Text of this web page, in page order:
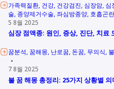
가족력질환 건강 건강검진 심장암 심
술 종양제거수술 좌심방종양 호흡곤란
5 8월 2025
심장 점액종: 원인, 증상, 진단, 치료
꿈분석 꿈해몽 난로꿈 돈꿈 무의식
7 8월 2025
불 꿈 해몽 총정리: 25가지 상황별 의